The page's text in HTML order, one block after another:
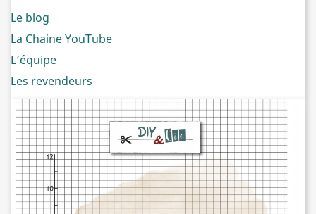
Le blog
La Chaine YouTube
L’équipe
Les revendeurs